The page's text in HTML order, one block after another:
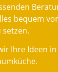
bequem
setzen.
Ihre Ideen